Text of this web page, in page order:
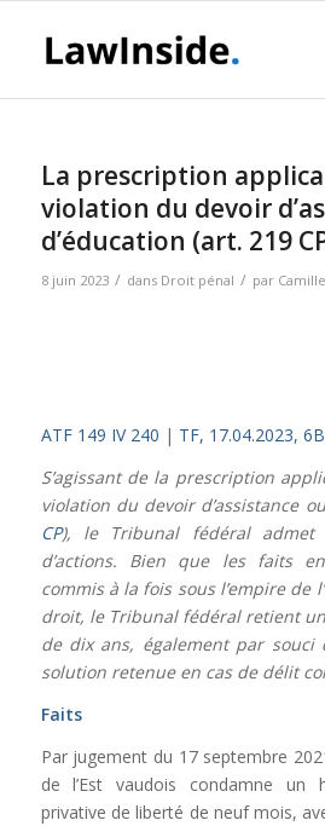
La prescription
violation du devoir
d’éducation (art. 219
8 juin 2023 / dans Droit pénal / par
ATF 149 IV 240 | TF, 17.04.2023,
S’agissant de la prescription
violation du devoir d’assistance
CP), le Tribunal fédéral
d’actions. Bien que les faits
commis à la fois sous l’empire de
droit, le Tribunal fédéral retient
de dix ans, également par souci
solution retenue en cas de délit
Faits
Par jugement du 17 septembre
de l’Est vaudois condamne un
privative de liberté de neuf mois,